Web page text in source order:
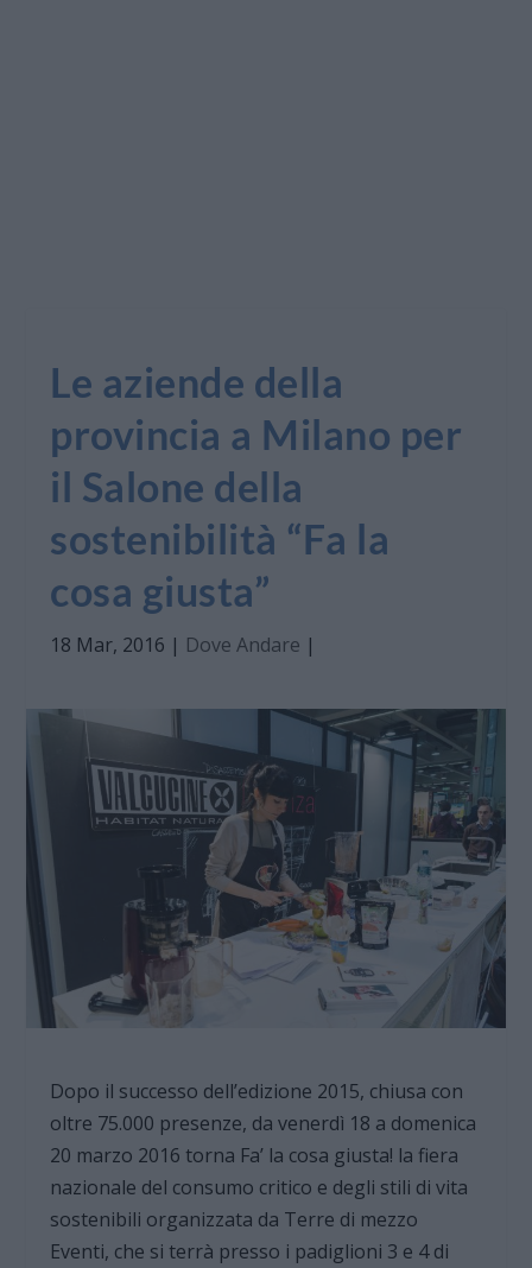
Le aziende della
provincia a Milano per
il Salone della
sostenibilità “Fa la
cosa giusta”
18 Mar, 2016 | Dove Andare |
Dopo il successo dell’edizione 2015, chiusa con
oltre 75.000 presenze, da venerdì 18 a domenica
20 marzo 2016 torna Fa’ la cosa giusta! la fiera
nazionale del consumo critico e degli stili di vita
sostenibili organizzata da Terre di mezzo
Eventi, che si terrà presso i padiglioni 3 e 4 di